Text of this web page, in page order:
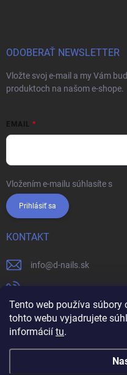
Tento web používa súbory
tohto webu vyjadrujete
informácií tu.
ODOBERAŤ NEWSLETTER
Vložte svoj e-mail a my Vám
produktoch na našom e-shope.
EMAIL
Vložením e-mailu súhlasíte s
Prihlásiť sa
KONTAKT
info@d-nails.sk
https://
dnails.sk/